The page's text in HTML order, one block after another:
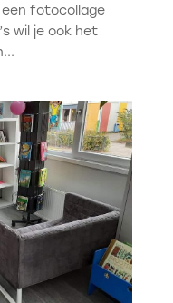
fotocollage
wil je ook het